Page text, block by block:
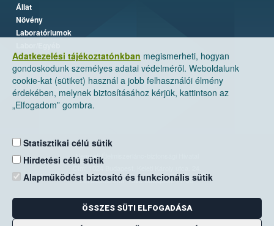
Adatkezelési tájékoztatónkban megismerheti, hogyan
gondoskodunk személyes adatai védelméről. Weboldalunk
cookie-kat (sütiket) használ a jobb felhasználói élmény
érdekében, melynek biztosításához kérjük, kattintson az
„Elfogadom” gombra.
Statisztikai célú sütik
Hirdetési célú sütik
Alapműködést biztosító és funkcionális sütik
ÖSSZES SÜTI ELFOGADÁSA
Állat
Növény
Laboratóriumok
Nemzeti Élelmiszerlánc-biztonsági Hivatal
Levelezési cím: 1525 Budapest. Pf. 30.
E-mail:ugyfelszolgalat@nebih.gov.hu